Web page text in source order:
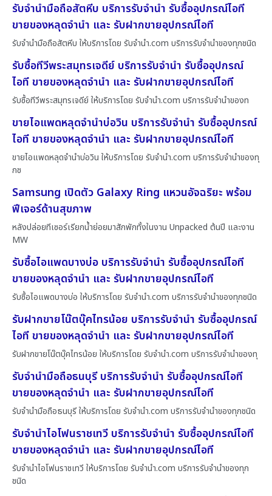
รับจำนำมือถือสัตหีบ บริการรับจำนำ รับซื้ออุปกรณ์ไอที
ขายของหลุดจำนำ และ รับฝากขายอุปกรณ์ไอที
รับจำนำมือถือสัตหีบ ให้บริการโดย รับจํานํา.com บริการรับจำนำของทุกชนิด
รับซื้อทีวีพระสมุทรเจดีย์ บริการรับจำนำ รับซื้ออุปกรณ์
ไอที ขายของหลุดจำนำ และ รับฝากขายอุปกรณ์ไอที
รับซื้อทีวีพระสมุทรเจดีย์ ให้บริการโดย รับจํานํา.com บริการรับจำนำของท
ขายไอแพดหลุดจำนำบ่อวิน บริการรับจำนำ รับซื้ออุปกรณ์
ไอที ขายของหลุดจำนำ และ รับฝากขายอุปกรณ์ไอที
ขายไอแพดหลุดจำนำบ่อวิน ให้บริการโดย รับจํานํา.com บริการรับจำนำของทุ
กช
Samsung เปิดตัว Galaxy Ring แหวนอัจฉริยะ พร้อม
ฟีเจอร์ด้านสุขภาพ
หลังปล่อยทีเซอร์เรียกน้ำย่อยมาสักพักทั้งในงาน Unpacked ต้นปี และงาน
MW
รับซื้อไอแพดบางบ่อ บริการรับจำนำ รับซื้ออุปกรณ์ไอที
ขายของหลุดจำนำ และ รับฝากขายอุปกรณ์ไอที
รับซื้อไอแพดบางบ่อ ให้บริการโดย รับจํานํา.com บริการรับจำนำของทุกชนิด
รับฝากขายโน๊ตบุ๊คไทรน้อย บริการรับจำนำ รับซื้ออุปกรณ์
ไอที ขายของหลุดจำนำ และ รับฝากขายอุปกรณ์ไอที
รับฝากขายโน๊ตบุ๊คไทรน้อย ให้บริการโดย รับจํานํา.com บริการรับจำนำของทุ
รับจำนำมือถือธนบุรี บริการรับจำนำ รับซื้ออุปกรณ์ไอที
ขายของหลุดจำนำ และ รับฝากขายอุปกรณ์ไอที
รับจำนำมือถือธนบุรี ให้บริการโดย รับจํานํา.com บริการรับจำนำของทุกชนิด
รับจำนำไอโฟนราชเทวี บริการรับจำนำ รับซื้ออุปกรณ์ไอที
ขายของหลุดจำนำ และ รับฝากขายอุปกรณ์ไอที
รับจำนำไอโฟนราชเทวี ให้บริการโดย รับจํานํา.com บริการรับจำนำของทุก
ชนิด